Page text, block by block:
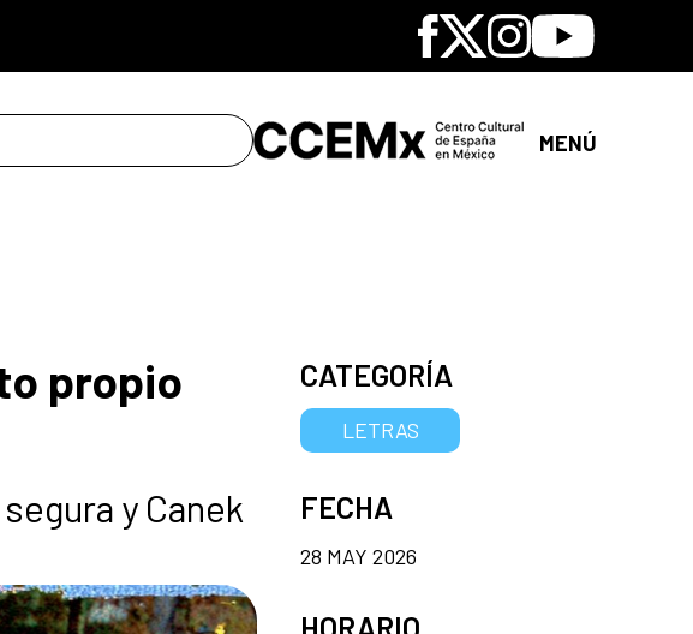
Facebook
X Instagram
Youtube
MENÚ
propio
y Canek
CATEGORÍA
LETRAS
FECHA
28 MAY 2026
HORARIO